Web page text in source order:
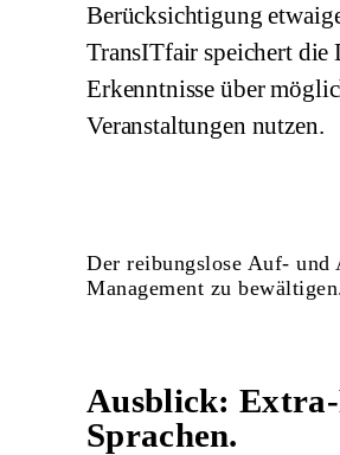
Berücksichtigung
TransITfair speichert die
Erkenntnisse über
Veranstaltungen nutzen.
Der reibungslose Auf- und
Management zu
Ausblick:
Sprachen.